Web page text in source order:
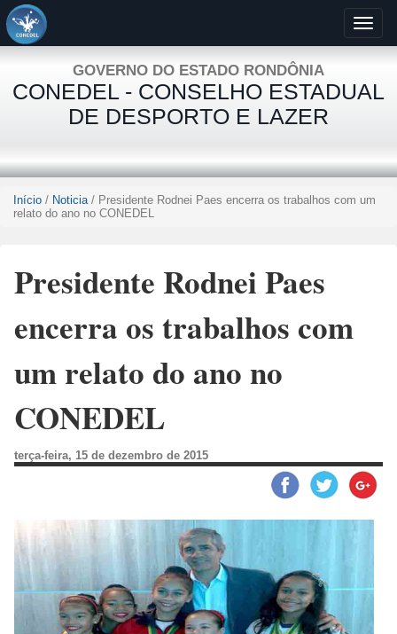
GOVERNO DO ESTADO RONDÔNIA
CONEDEL - CONSELHO ESTADUAL
DE DESPORTO E LAZER
Início / Noticia/ Presidente Rodnei Paes encerra os trabalhos com um
relato do ano no CONEDEL
Presidente Rodnei Paes
encerra os trabalhos com
um relato do ano no
CONEDEL
terça-feira, 15 de dezembro de 2015